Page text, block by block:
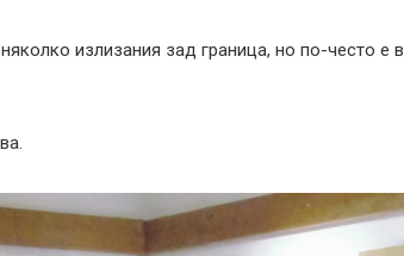
излизания зад граница, но по-често е в